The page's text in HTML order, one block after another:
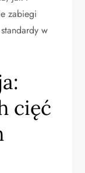
zabiegi
w
cięć